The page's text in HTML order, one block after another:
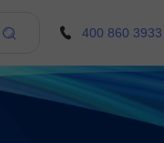
400 860 3933